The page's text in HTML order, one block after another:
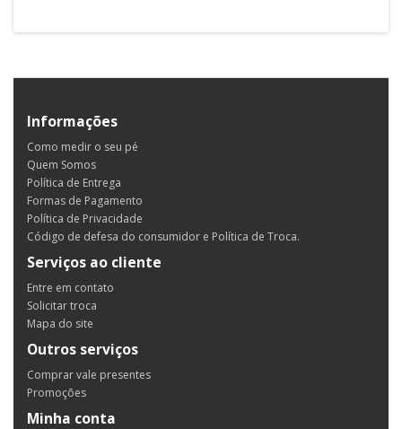
Informações
Como medir o seu pé
Quem Somos
Política de Entrega
Formas de Pagamento
Política de Privacidade
Código de defesa do consumidor e Política de Troca.
Serviços ao cliente
Entre em contato
Solicitar troca
Mapa do site
Outros serviços
Comprar vale presentes
Promoções
Minha conta